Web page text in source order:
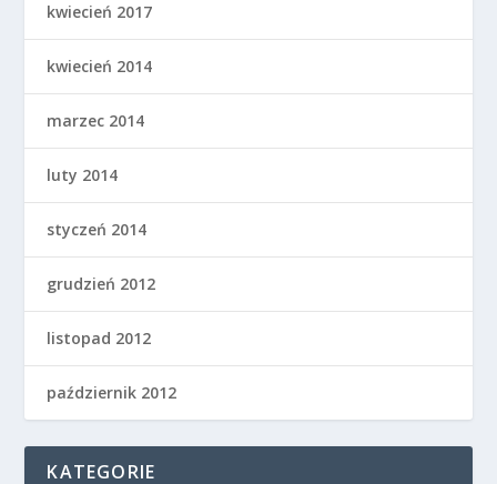
kwiecień 2017
kwiecień 2014
marzec 2014
luty 2014
styczeń 2014
grudzień 2012
listopad 2012
październik 2012
KATEGORIE